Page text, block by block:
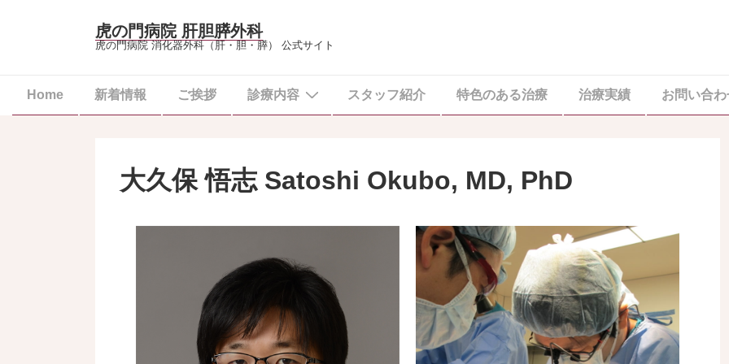
虎の門病院 肝胆膵外科
虎の門病院 消化器外科（肝・胆・膵） 公式サイト
Home 新着情報 ご挨拶 診療内容 スタッフ紹介 特色のある治療 治療実績 お問い合わ
大久保 悟志 Satoshi Okubo, MD, PhD